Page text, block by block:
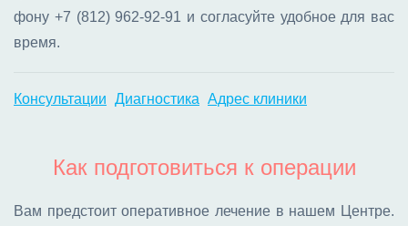
фо­ну +7 (812) 962-92-91 и со­гла­суй­те удоб­ное для вас
вре­мя.
Консультации Диагностика Адрес клиники
Как подготовиться к операции
Вам пред­сто­ит опе­ра­тив­ное ле­че­ние в на­шем Цен­тре.